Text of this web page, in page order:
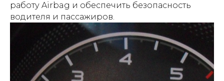
работу Airbag и обеспечить безопасность
водителя и пассажиров.